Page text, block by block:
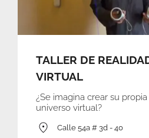
TALLER DE
VIRTUAL
¿Se imagina crear su
universo virtual?
Calle 54a # 3d - 40